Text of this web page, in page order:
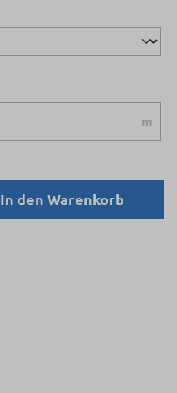
m
In den Warenkorb